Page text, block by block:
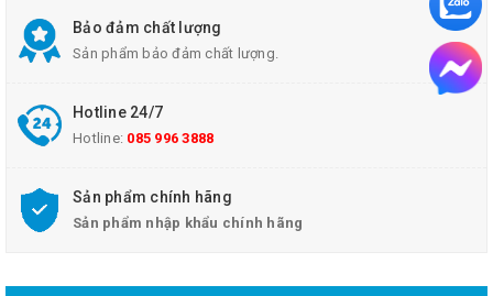
- Hiển thị: LED (six digits, full scale count depends on measurement
range)
- Chức năng: BIN (measurement values can be classified by rank)
(3504-50, 3504-60), Trigger-synchronous output, Setting
models standard)
- Nguồn: Selectable 100, 120, 220 or 240V AC ±10%, 50/60Hz,
Bảo đảm chất lượng
Sản phẩm bảo đảm chất lượng.
Hotline 24/7
Hotline: 085 996 3888
Sản phẩm chính hãng
Sản phẩm nhập khẩu chính hãng